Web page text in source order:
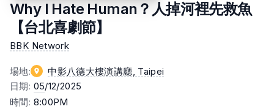
Why I Hate Human？人掉河裡先救魚
【台北喜劇節】
BBK Network
場地: 中影八德大樓演講廳 , Taipei
日期: 05/12/2025
時間: 8:00PM